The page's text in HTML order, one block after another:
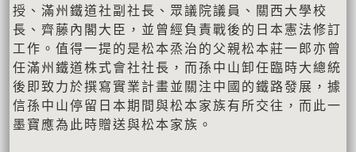
授、滿州鐵道社副社長、眾議院議員、關西大學校
長、齊藤內閣大臣，並曾經負責戰後的日本憲法修訂
工作。值得一提的是松本烝治的父親松本莊一郎亦曾
任滿州鐵道株式會社社長，而孫中山卸任臨時大總統
後即致力於撰寫實業計畫並關注中國的鐵路發展，據
信孫中山停留日本期間與松本家族有所交往，而此一
墨寶應為此時贈送與松本家族。